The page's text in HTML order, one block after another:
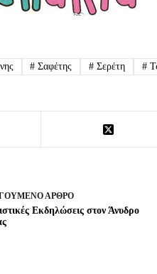
# Σαφέτης # Σερέτη #
ΆΡΘΡΟ
Εκδηλώσεις στον Άνυδρο